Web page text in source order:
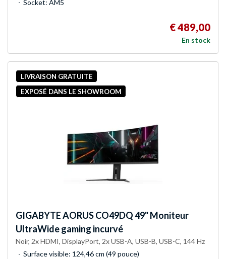
Socket: AM5
€ 489,00
En stock
LIVRAISON GRATUITE
EXPOSÉ DANS LE SHOWROOM
GIGABYTEAORUS CO49DQ 49" Moniteur
UltraWide gaming incurvé
Noir, 2x HDMI, DisplayPort, 2x USB-A, USB-B, USB-C, 144 Hz
Surface visible: 124,46 cm (49 pouce)